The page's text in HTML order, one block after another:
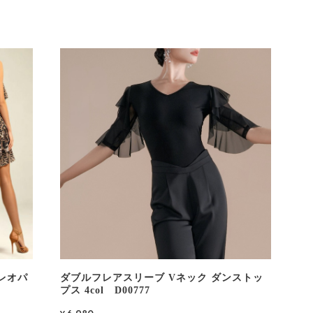
オパ
ダブルフレアスリーブ Vネック ダンストッ
プス 4col D00777